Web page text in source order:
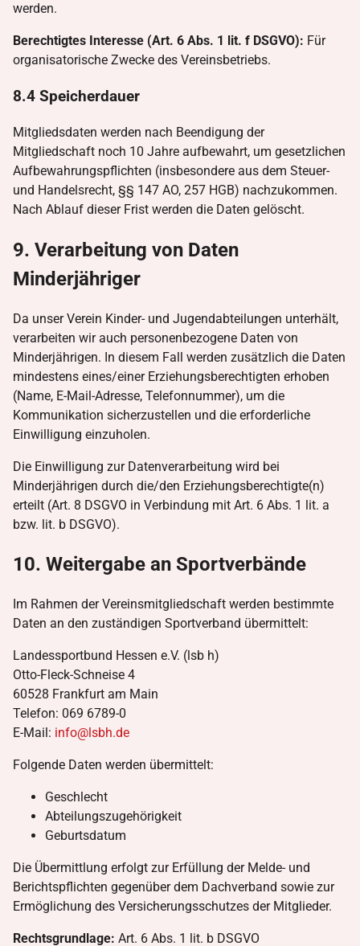
werden.
Berechtigtes Interesse (Art. 6 Abs. 1 lit. f DSGVO): Für
organisatorische Zwecke des Vereinsbetriebs.
8.4 Speicherdauer
Mitgliedsdaten werden nach Beendigung der
Mitgliedschaft noch 10 Jahre aufbewahrt, um gesetzlichen
Aufbewahrungspflichten (insbesondere aus dem Steuer-
und Handelsrecht, §§ 147 AO, 257 HGB) nachzukommen.
Nach Ablauf dieser Frist werden die Daten gelöscht.
9. Verarbeitung von Daten
Minderjähriger
Da unser Verein Kinder- und Jugendabteilungen unterhält,
verarbeiten wir auch personenbezogene Daten von
Minderjährigen. In diesem Fall werden zusätzlich die Daten
mindestens eines/einer Erziehungsberechtigten erhoben
(Name, E-Mail-Adresse, Telefonnummer), um die
Kommunikation sicherzustellen und die erforderliche
Einwilligung einzuholen.
Die Einwilligung zur Datenverarbeitung wird bei
Minderjährigen durch die/den Erziehungsberechtigte(n)
erteilt (Art. 8 DSGVO in Verbindung mit Art. 6 Abs. 1 lit. a
bzw. lit. b DSGVO).
10. Weitergabe an Sportverbände
Im Rahmen der Vereinsmitgliedschaft werden bestimmte
Daten an den zuständigen Sportverband übermittelt:
Landessportbund Hessen e.V. (lsb h)
Otto-Fleck-Schneise 4
60528 Frankfurt am Main
Telefon: 069 6789-0
E-Mail: info@lsbh.de
Folgende Daten werden übermittelt:
Geschlecht
Abteilungszugehörigkeit
Geburtsdatum
Die Übermittlung erfolgt zur Erfüllung der Melde- und
Berichtspflichten gegenüber dem Dachverband sowie zur
Ermöglichung des Versicherungsschutzes der Mitglieder.
Rechtsgrundlage: Art. 6 Abs. 1 lit. b DSGVO